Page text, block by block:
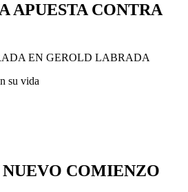
APUESTA CONTRA
EN GEROLD LABRADA
su vida
NUEVO COMIENZO